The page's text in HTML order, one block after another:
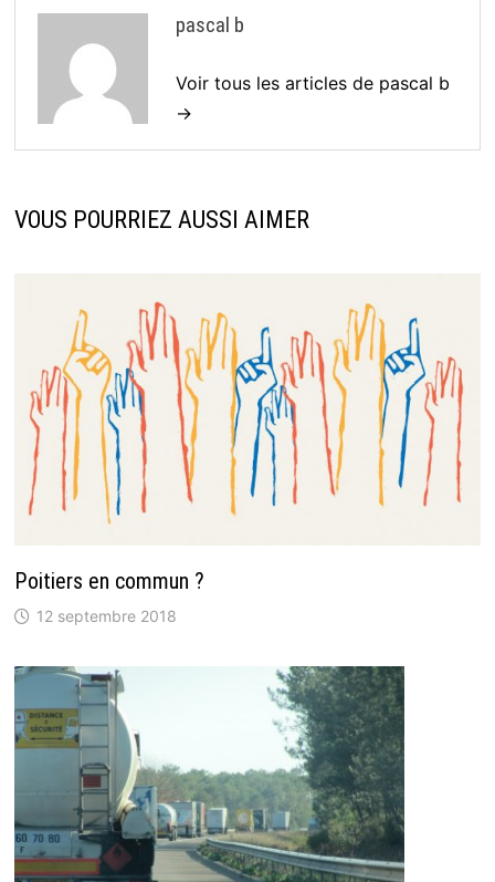
pascal b
Voir tous les articles de pascal b
→
VOUS POURRIEZ AUSSI AIMER
Poitiers en commun ?
12 septembre 2018